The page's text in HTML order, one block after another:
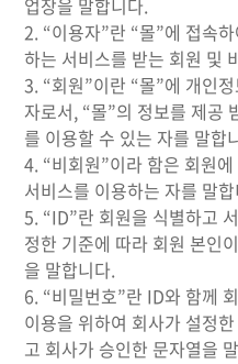
업장을 말합니다.
2. “이용자”란 “몰”에 접속
하는 서비스를 받는 회원 및
3. “회원”이란 “몰”에 개인
자로서, “몰”의 정보를 제공
를 이용할 수 있는 자를 말합
4. “비회원”이라 함은 회원
서비스를 이용하는 자를 말
5. “ID”란 회원을 식별하고
정한 기준에 따라 회원 본인
을 말합니다.
6. “비밀번호”란 ID와 함께
이용을 위하여 회사가 설정
고 회사가 승인한 문자열을